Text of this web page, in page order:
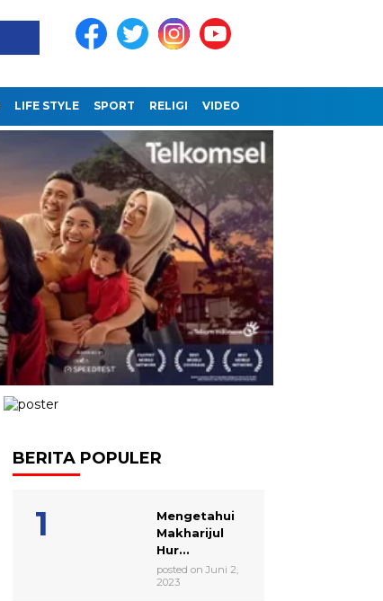
LIFE STYLE SPORT RELIGI VIDEO
BERITA POPULER
Mengetahui
Makharijul
Hur...
posted on Juni 2,
2023